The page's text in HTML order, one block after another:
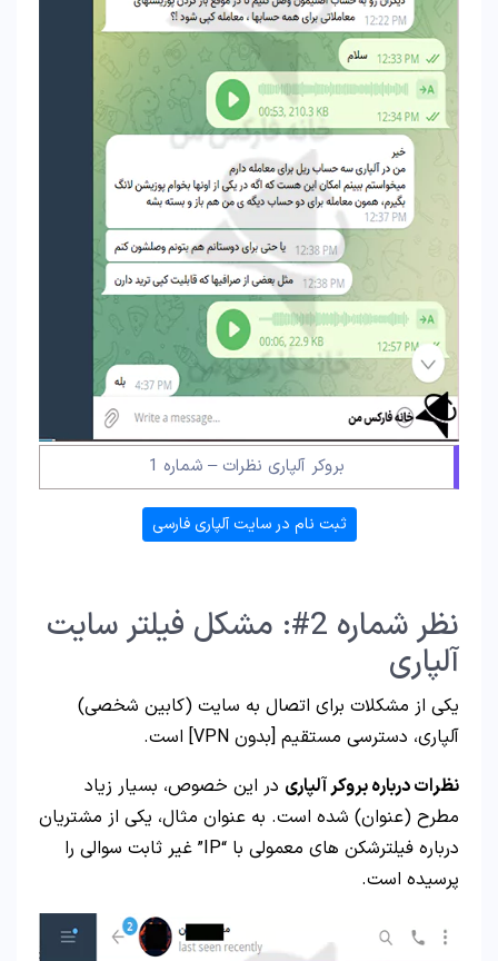
بروکر آلپاری نظرات – شماره 1
ثبت نام در سایت آلپاری فارسی
نظر شماره 2#: مشکل فیلتر سایت
آلپاری
یکی از مشکلات برای اتصال به سایت (کابین شخصی)
آلپاری، دسترسی مستقیم [بدون VPN] است.
نظرات درباره بروکر آلپاری در این خصوص، بسیار زیاد
مطرح (عنوان) شده است. به عنوان مثال، یکی از مشتریان
درباره فیلترشکن های معمولی با “IP” غیر ثابت سوالی را
پرسیده است.